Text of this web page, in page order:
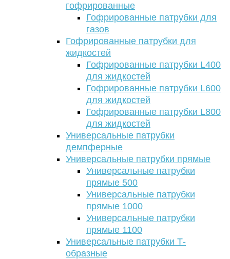
гофрированные
Гофрированные патрубки для
газов
Гофрированные патрубки для
жидкостей
Гофрированные патрубки L400
для жидкостей
Гофрированные патрубки L600
для жидкостей
Гофрированные патрубки L800
для жидкостей
Универсальные патрубки
демпферные
Универсальные патрубки прямые
Универсальные патрубки
прямые 500
Универсальные патрубки
прямые 1000
Универсальные патрубки
прямые 1100
Универсальные патрубки Т-
образные